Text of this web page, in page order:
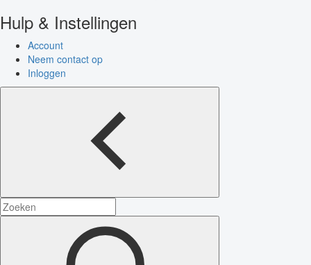
Hulp & Instellingen
Account
Neem contact op
Inloggen